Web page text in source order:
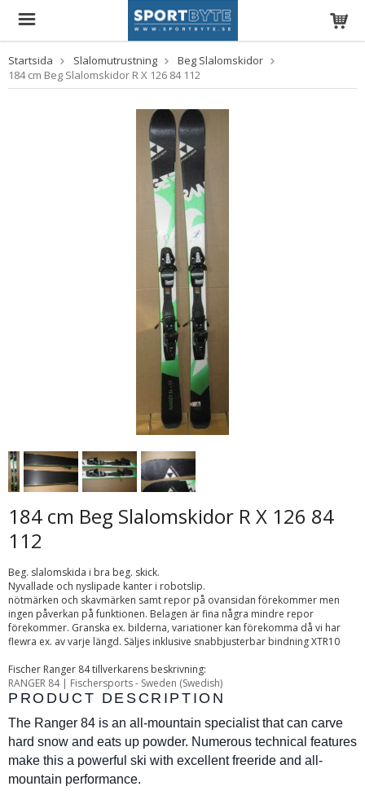
Startsida Slalomutrustning
Beg Slalomskidor
184 cm Beg Slalomskidor R X 126 84 112
184 cm Beg Slalomskidor R X 126 84
112
Beg. slalomskida i bra beg. skick.
Nyvallade och nyslipade kanter i robotslip.
nötmärken och skavmärken samt repor på ovansidan förekommer men
ingen påverkan på funktionen. Belagen är fina några mindre repor
förekommer. Granska ex. bilderna, variationer kan förekomma då vi har
flewra ex. av varje längd. Säljes inklusive snabbjusterbar bindning XTR10
Fischer Ranger 84 tillverkarens beskrivning:
RANGER 84 | Fischersports - Sweden (Swedish)
PRODUCT DESCRIPTION
The Ranger 84 is an all-mountain specialist that can carve
hard snow and eats up powder. Numerous technical features
make this a powerful ski with excellent freeride and all-
mountain performance.